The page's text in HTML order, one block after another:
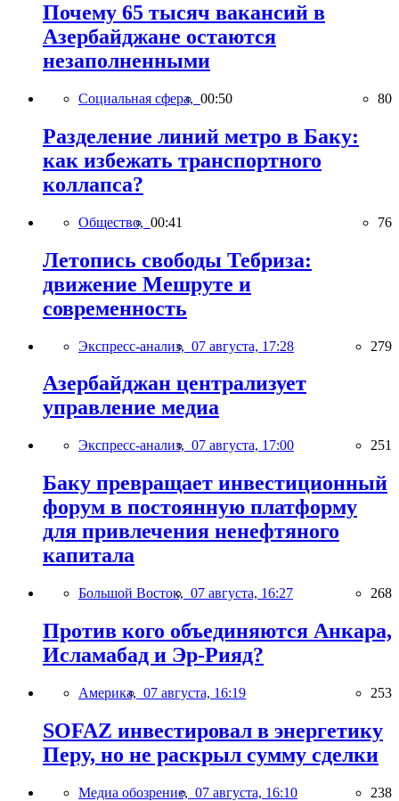
Почему 65 тысяч вакансий в
Азербайджане остаются
незаполненными
Социальная сфера, 00:50 80
Разделение линий метро в Баку:
как избежать транспортного
коллапса?
Общество, 00:41 76
Летопись свободы Тебриза:
движение Мешруте и
современность
Экспресс-анализ, 07 августа, 17:28 279
Азербайджан централизует
управление медиа
Экспресс-анализ, 07 августа, 17:00 251
Баку превращает инвестиционный
форум в постоянную платформу
для привлечения ненефтяного
капитала
Большой Восток, 07 августа, 16:27 268
Против кого объединяются Анкара,
Исламабад и Эр-Рияд?
Америка, 07 августа, 16:19 253
SOFAZ инвестировал в энергетику
Перу, но не раскрыл сумму сделки
Медиа обозрение, 07 августа, 16:10 238